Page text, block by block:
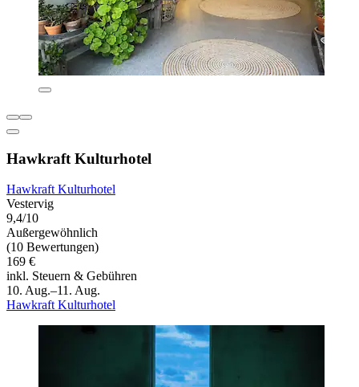
Hawkraft Kulturhotel
Hawkraft Kulturhotel
Vestervig
9,4/10
Außergewöhnlich
(10 Bewertungen)
169 €
inkl. Steuern & Gebühren
10. Aug.–11. Aug.
Hawkraft Kulturhotel